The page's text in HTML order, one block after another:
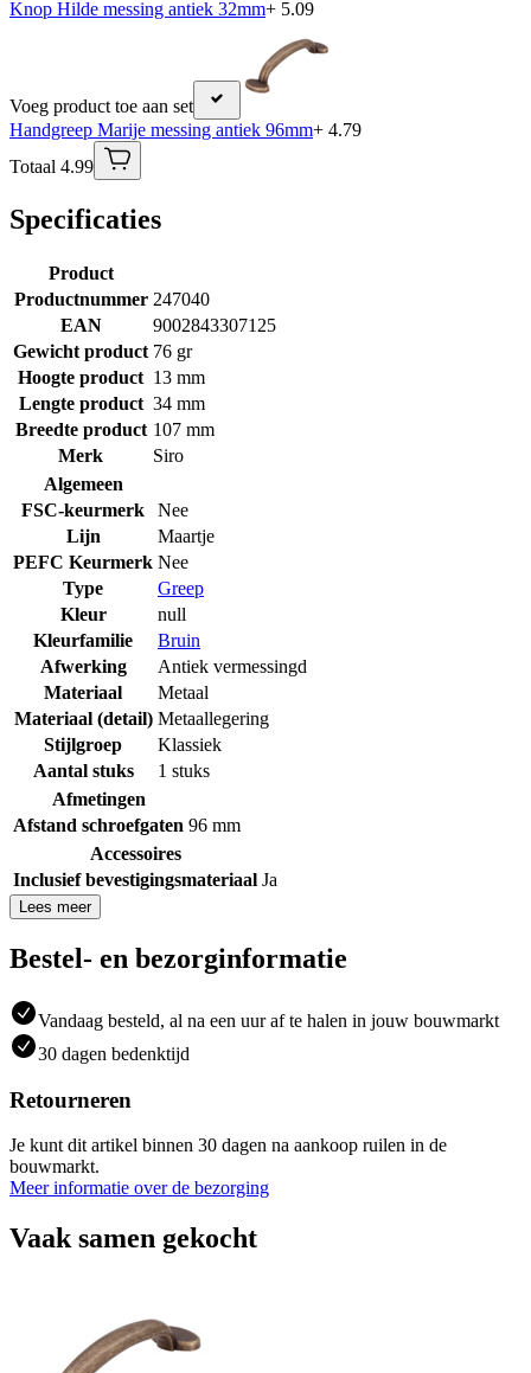
Knop Hilde messing antiek 32mm+ 5.09
Voeg product toe aan set
Handgreep Marije messing antiek 96mm+ 4.79
Totaal 4.99
Specificaties
Product
Productnummer 247040
EAN
9002843307125
Gewicht product 76 gr
Hoogte product 13 mm
Lengte product 34 mm
Breedte product 107 mm
Merk
Siro
Algemeen
FSC-keurmerk
Nee
Lijn
Maartje
PEFC Keurmerk Nee
Type
Greep
Kleur
null
Kleurfamilie
Bruin
Afwerking
Antiek vermessingd
Materiaal
Metaal
Materiaal (detail) Metaallegering
Stijlgroep
Klassiek
Aantal stuks
1 stuks
Afmetingen
Afstand schroefgaten 96 mm
Accessoires
Inclusief bevestigingsmateriaal Ja
Lees meer
Bestel- en bezorginformatie
Vandaag besteld, al na een uur af te halen in jouw bouwmarkt
30 dagen bedenktijd
Retourneren
Je kunt dit artikel binnen 30 dagen na aankoop ruilen in de
bouwmarkt.
Meer informatie over de bezorging
Vaak samen gekocht